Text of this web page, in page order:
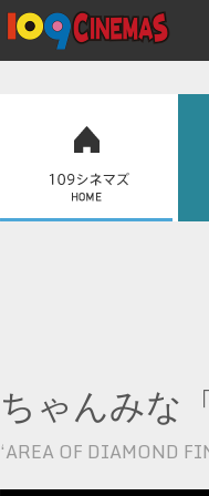
ちゃんみな
‘AREA OF DIAMOND